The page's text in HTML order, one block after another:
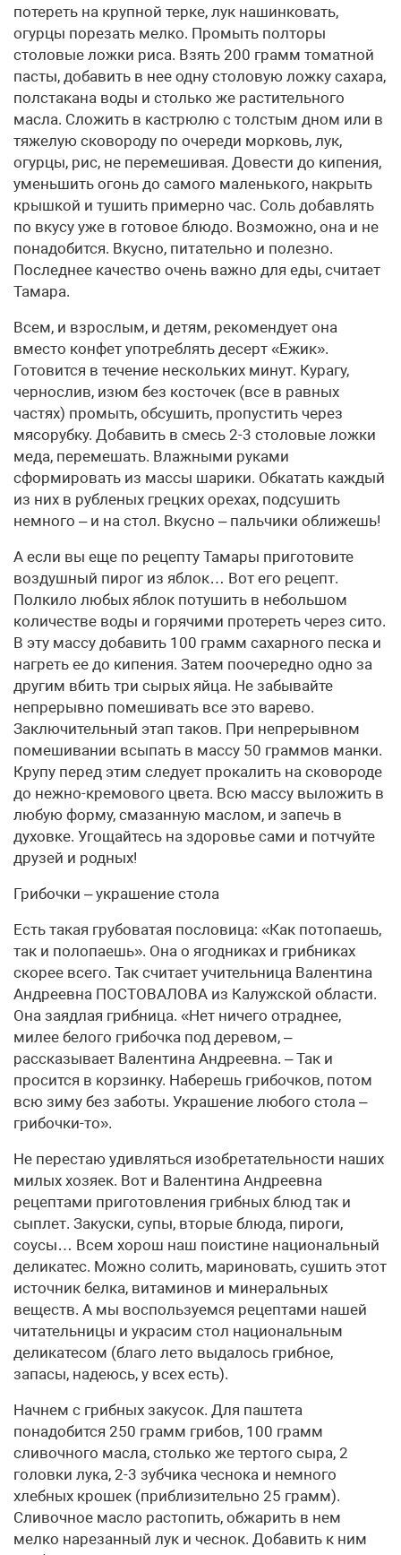
потереть на крупной терке, лук нашинковать,
огурцы порезать мелко. Промыть полторы
столовые ложки риса. Взять 200 грамм томатной
пасты, добавить в нее одну столовую ложку сахара,
полстакана воды и столько же растительного
масла. Сложить в кастрюлю с толстым дном или в
тяжелую сковороду по очереди морковь, лук,
огурцы, рис, не перемешивая. Довести до кипения,
уменьшить огонь до самого маленького, накрыть
крышкой и тушить примерно час. Соль добавлять
по вкусу уже в готовое блюдо. Возможно, она и не
понадобится. Вкусно, питательно и полезно.
Последнее качество очень важно для еды, считает
Тамара.
Всем, и взрослым, и детям, рекомендует она
вместо конфет употреблять десерт «Ежик».
Готовится в течение нескольких минут. Курагу,
чернослив, изюм без косточек (все в равных
частях) промыть, обсушить, пропустить через
мясорубку. Добавить в смесь 2-3 столовые ложки
меда, перемешать. Влажными руками
сформировать из массы шарики. Обкатать каждый
из них в рубленых грецких орехах, подсушить
немного – и на стол. Вкусно – пальчики оближешь!
А если вы еще по рецепту Тамары приготовите
воздушный пирог из яблок… Вот его рецепт.
Полкило любых яблок потушить в небольшом
количестве воды и горячими протереть через сито.
В эту массу добавить 100 грамм сахарного песка и
нагреть ее до кипения. Затем поочередно одно за
другим вбить три сырых яйца. Не забывайте
непрерывно помешивать все это варево.
Заключительный этап таков. При непрерывном
помешивании всыпать в массу 50 граммов манки.
Крупу перед этим следует прокалить на сковороде
до нежно-кремового цвета. Всю массу выложить в
любую форму, смазанную маслом, и запечь в
духовке. Угощайтесь на здоровье сами и потчуйте
друзей и родных!
Грибочки – украшение стола
Есть такая грубоватая пословица: «Как потопаешь,
так и полопаешь». Она о ягодниках и грибниках
скорее всего. Так считает учительница Валентина
Андреевна ПОСТОВАЛОВА из Калужской области.
Она заядлая грибница. «Нет ничего отраднее,
милее белого грибочка под деревом, –
рассказывает Валентина Андреевна. – Так и
просится в корзинку. Наберешь грибочков, потом
всю зиму без заботы. Украшение любого стола –
грибочки-то».
Не перестаю удивляться изобретательности наших
милых хозяек. Вот и Валентина Андреевна
рецептами приготовления грибных блюд так и
сыплет. Закуски, супы, вторые блюда, пироги,
соусы… Всем хорош наш поистине национальный
деликатес. Можно солить, мариновать, сушить этот
источник белка, витаминов и минеральных
веществ. А мы воспользуемся рецептами нашей
читательницы и украсим стол национальным
деликатесом (благо лето выдалось грибное,
запасы, надеюсь, у всех есть).
Начнем с грибных закусок. Для паштета
понадобится 250 грамм грибов, 100 грамм
сливочного масла, столько же тертого сыра, 2
головки лука, 2-3 зубчика чеснока и немного
хлебных крошек (приблизительно 25 грамм).
Сливочное масло растопить, обжарить в нем
мелко нарезанный лук и чеснок. Добавить к ним